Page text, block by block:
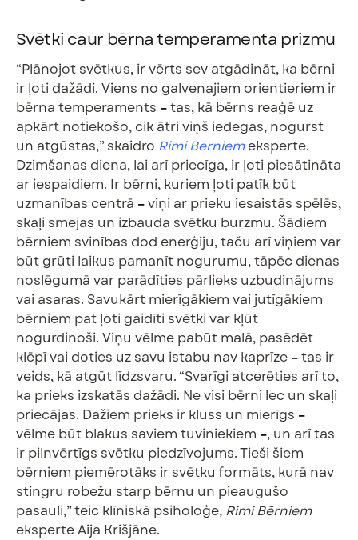
Svētki caur bērna temperamenta prizmu
“Plānojot svētkus, ir vērts sev atgādināt, ka bērni
ir ļoti dažādi. Viens no galvenajiem orientieriem ir
bērna temperaments –tas, kā bērns reaģē uz
apkārt notiekošo, cik ātri viņš iedegas, nogurst
un atgūstas,” skaidro Rimi Bērniemeksperte.
Dzimšanas diena, lai arī priecīga, ir ļoti piesātināta
ar iespaidiem. Ir bērni, kuriem ļoti patīk būt
uzmanības centrā –viņi ar prieku iesaistās spēlēs,
skaļi smejas un izbauda svētku burzmu. Šādiem
bērniem svinības dod enerģiju, taču arī viņiem var
būt grūti laikus pamanīt nogurumu, tāpēc dienas
noslēgumā var parādīties pārlieks uzbudinājums
vai asaras. Savukārt mierīgākiem vai jutīgākiem
bērniem pat ļoti gaidīti svētki var kļūt
nogurdinoši. Viņu vēlme pabūt malā, pasēdēt
klēpī vai doties uz savu istabu nav kaprīze –tas ir
veids, kā atgūt līdzsvaru. “Svarīgi atcerēties arī to,
ka prieks izskatās dažādi. Ne visi bērni lec un skaļi
priecājas. Dažiem prieks ir kluss un mierīgs –
vēlme būt blakus saviem tuviniekiem –, un arī tas
ir pilnvērtīgs svētku piedzīvojums. Tieši šiem
bērniem piemērotāks ir svētku formāts, kurā nav
stingru robežu starp bērnu un pieaugušo
pasauli,” teic klīniskā psiholoģe, Rimi Bērniem
eksperte Aija Krišjāne.